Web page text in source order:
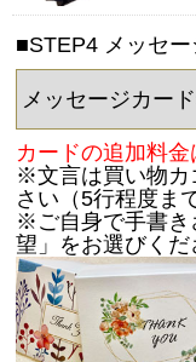
■STEP4 メッセ
カードの追加料
※文言は買い物カ
さい（5行程度まで
※ご自身で手書き
望」をお選びくだ